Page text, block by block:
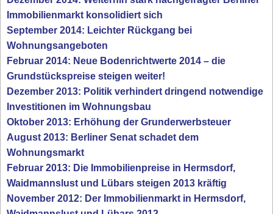
Immobilienmarkt konsolidiert sich
September 2014: Leichter Rückgang bei
Wohnungsangeboten
Februar 2014: Neue Bodenrichtwerte 2014 – die
Grundstückspreise steigen weiter!
Dezember 2013: Politik verhindert dringend notwendige
Investitionen im Wohnungsbau
Oktober 2013: Erhöhung der Grunderwerbsteuer
August 2013: Berliner Senat schadet dem
Wohnungsmarkt
Februar 2013: Die Immobilienpreise in Hermsdorf,
Waidmannslust und Lübars steigen 2013 kräftig
November 2012: Der Immobilienmarkt in Hermsdorf,